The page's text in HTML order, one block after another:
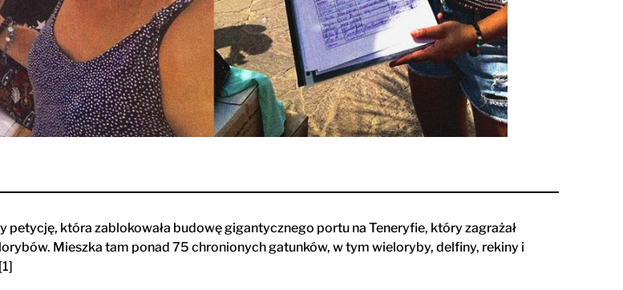
petycję, która zablokowała budowę gigantycznego portu na Teneryfie, który zagrażał
Mieszka tam ponad 75 chronionych gatunków, w tym wieloryby, delfiny, rekiny i